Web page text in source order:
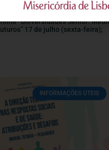
“Universidades Sénior:
17 de julho (sexta-feira);
INFORMAÇÕES ÚTEIS